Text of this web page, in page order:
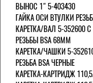
ВЫНОС 1" 5-403430
ГАЙКА ОСИ ВТУЛКИ
КАРЕТКА/ВАЛ 5-352600
РЕЗЬБЫ BSA 68ММ
КАРЕТКА/ЧАШКИ 5-
РЕЗЬБА BSA ЧЕРНЫЕ
КАРЕТКА-КАРТРИДЖ